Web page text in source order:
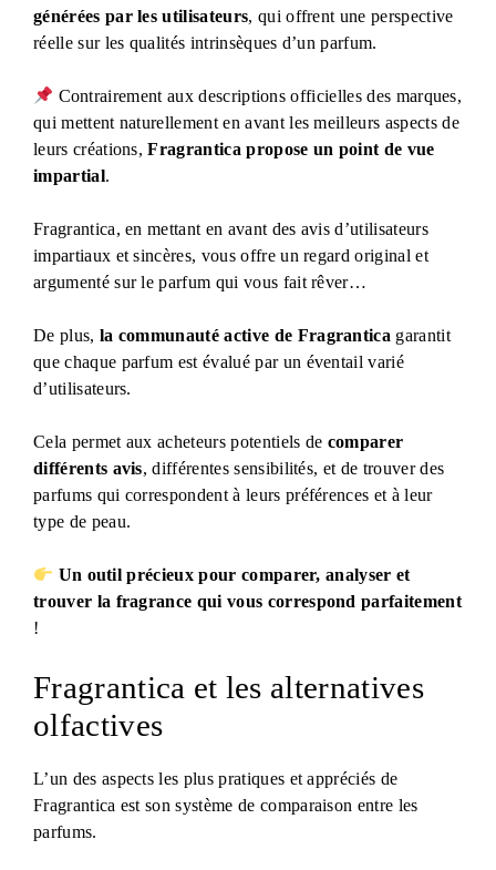
générées par les utilisateurs, qui offrent une perspective
réelle sur les qualités intrinsèques d’un parfum.
Contrairement aux descriptions officielles des marques,
qui mettent naturellement en avant les meilleurs aspects de
leurs créations,Fragrantica propose un point de vue
impartial.
Fragrantica, en mettant en avant des avis d’utilisateurs
impartiaux et sincères, vous offre un regard original et
argumenté sur le parfum qui vous fait rêver…
De plus, la communauté active de Fragrantica garantit
que chaque parfum est évalué par un éventail varié
d’utilisateurs.
Cela permet aux acheteurs potentiels de comparer
différents avis, différentes sensibilités, et de trouver des
parfums qui correspondent à leurs préférences et à leur
type de peau.
Un outil précieux pour comparer, analyser et
trouver la fragrance qui vous correspond parfaitement
!
Fragrantica et les alternatives
olfactives
L’un des aspects les plus pratiques et appréciés de
Fragrantica est son système de comparaison entre les
parfums.